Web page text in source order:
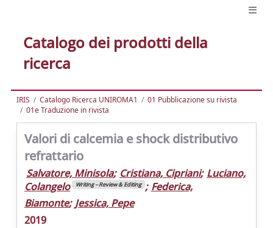
Catalogo dei prodotti della
ricerca
IRIS Catalogo Ricerca UNIROMA1
01 Pubblicazione su rivista
01e Traduzione in rivista
Valori di calcemia e shock distributivo
refrattario
Salvatore, Minisola; Cristiana, Cipriani; Luciano,
Colangelo
Writing – Review & Editing ; Federica,
Biamonte; Jessica, Pepe
2019